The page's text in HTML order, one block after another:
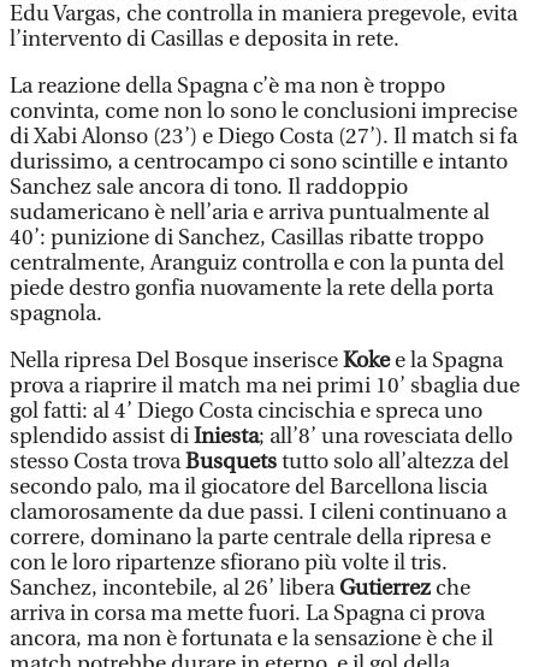
Edu Vargas, che controlla in maniera pregevole, evita
l’intervento di Casillas e deposita in rete.
La reazione della Spagna c’è ma non è troppo
convinta, come non lo sono le conclusioni imprecise
di Xabi Alonso (23’) e Diego Costa (27’). Il match si fa
durissimo, a centrocampo ci sono scintille e intanto
Sanchez sale ancora di tono. Il raddoppio
sudamericano è nell’aria e arriva puntualmente al
40’: punizione di Sanchez, Casillas ribatte troppo
centralmente, Aranguiz controlla e con la punta del
piede destro gonfia nuovamente la rete della porta
spagnola.
Nella ripresa Del Bosque inserisceKokee la Spagna
prova a riaprire il match ma nei primi 10’ sbaglia due
gol fatti: al 4’ Diego Costa cincischia e spreca uno
splendido assist diIniesta; all’8’ una rovesciata dello
stesso Costa trovaBusquetstutto solo all’altezza del
secondo palo, ma il giocatore del Barcellona liscia
clamorosamente da due passi. I cileni continuano a
correre, dominano la parte centrale della ripresa e
con le loro ripartenze sfiorano più volte il tris.
Sanchez, incontebile, al 26’ liberaGutierrez che
arriva in corsa ma mette fuori. La Spagna ci prova
ancora, ma non è fortunata e la sensazione è che il